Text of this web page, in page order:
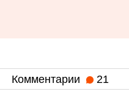
Комментарии 21